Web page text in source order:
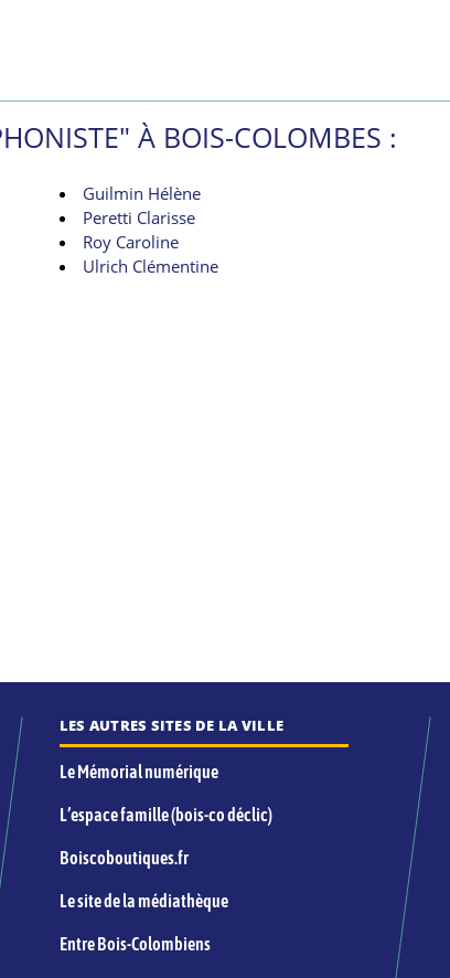
À BOIS-COLOMBES :
Guilmin Hélène
Peretti Clarisse
Roy Caroline
Ulrich Clémentine
LES AUTRES SITES DE LA VILLE
Le Mémorial numérique
L’espace famille (bois-co déclic)
Boiscoboutiques.fr
Le site de la médiathèque
Entre Bois-Colombiens